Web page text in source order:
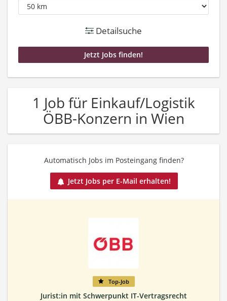
Detailsuche
1 Job für Einkauf/Logistik
ÖBB-Konzern in Wien
Automatisch Jobs im Posteingang finden?
Jetzt Jobs per E-Mail erhalten!
Top-Job
Jurist:in mit Schwerpunkt IT-Vertragsrecht